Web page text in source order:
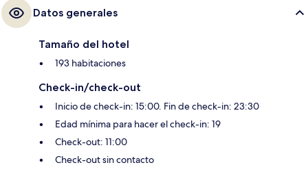
Datos generales
Tamaño del hotel
193 habitaciones
Check-in/check-out
Inicio de check-in: 15:00. Fin de check-in: 23:30
Edad mínima para hacer el check-in: 19
Check-out: 11:00
Check-out sin contacto